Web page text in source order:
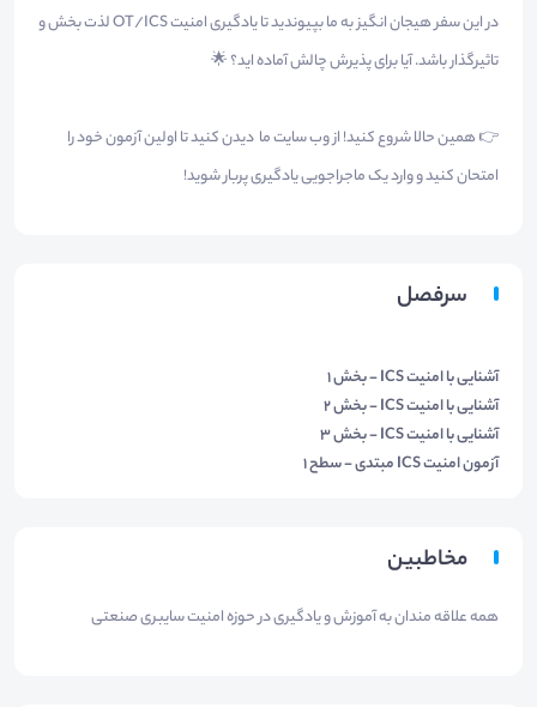
در این سفر هیجان انگیز به ما بپیوندید تا یادگیری امنیت OT/ICS لذت بخش و
تاثیرگذار باشد. آیا برای پذیرش چالش آماده اید؟ 🌟
👉 همین حالا شروع کنید! از وب سایت ما دیدن کنید تا اولین آزمون خود را
امتحان کنید و وارد یک ماجراجویی یادگیری پربار شوید!
سرفصل
آشنایی با امنیت ICS - بخش 1
آشنایی با امنیت ICS - بخش 2
آشنایی با امنیت ICS - بخش 3
آزمون امنیت ICS مبتدی - سطح ۱
مخاطبین
همه علاقه مندان به آموزش و یادگیری در حوزه امنیت سایبری صنعتی